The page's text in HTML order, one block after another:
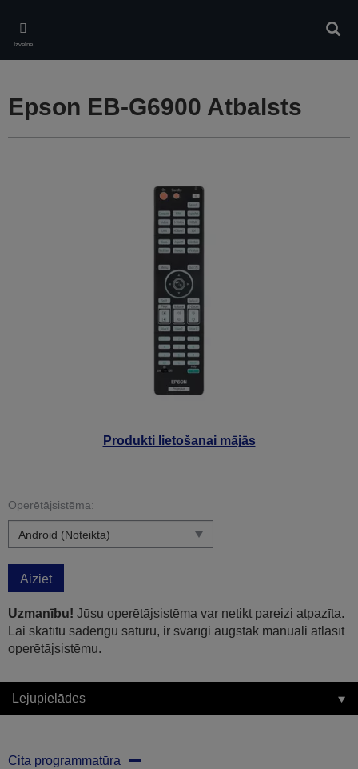
main
content
Izvēlne
Produkti lietošanai mājās
Epson EB-G6900 Atbalsts
Operētājsistēma:
Aiziet
Uzmanību! Jūsu operētājsistēma var netikt pareizi atpazīta.
Lai skatītu saderīgu saturu, ir svarīgi augstāk manuāli atlasīt
operētājsistēmu.
Lejupielādes
Cita programmatūra